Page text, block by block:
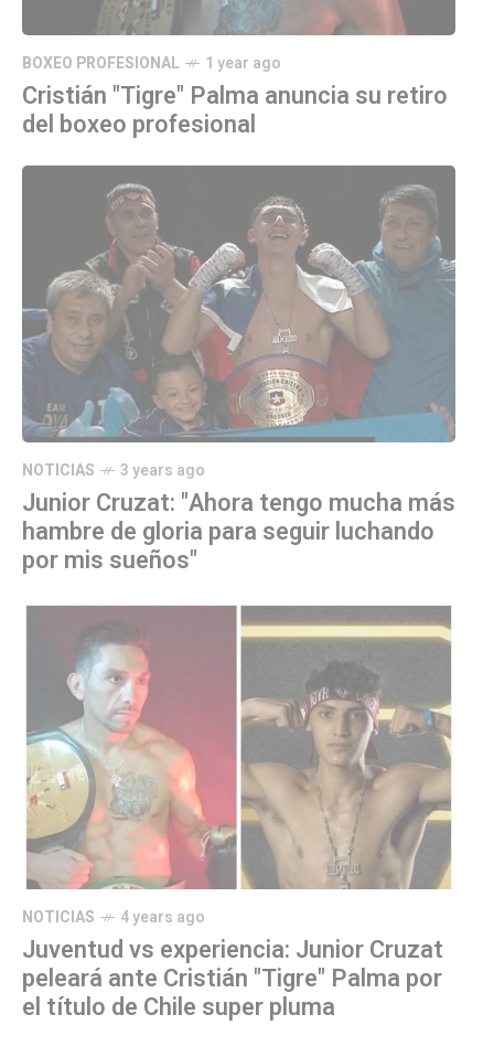
BOXEO PROFESIONAL 1 year ago
Cristián "Tigre" Palma anuncia su retiro
del boxeo profesional
NOTICIAS 3 years ago
Junior Cruzat: "Ahora tengo mucha más
hambre de gloria para seguir luchando
por mis sueños"
NOTICIAS 4 years ago
Juventud vs experiencia: Junior Cruzat
peleará ante Cristián "Tigre" Palma por
el título de Chile super pluma